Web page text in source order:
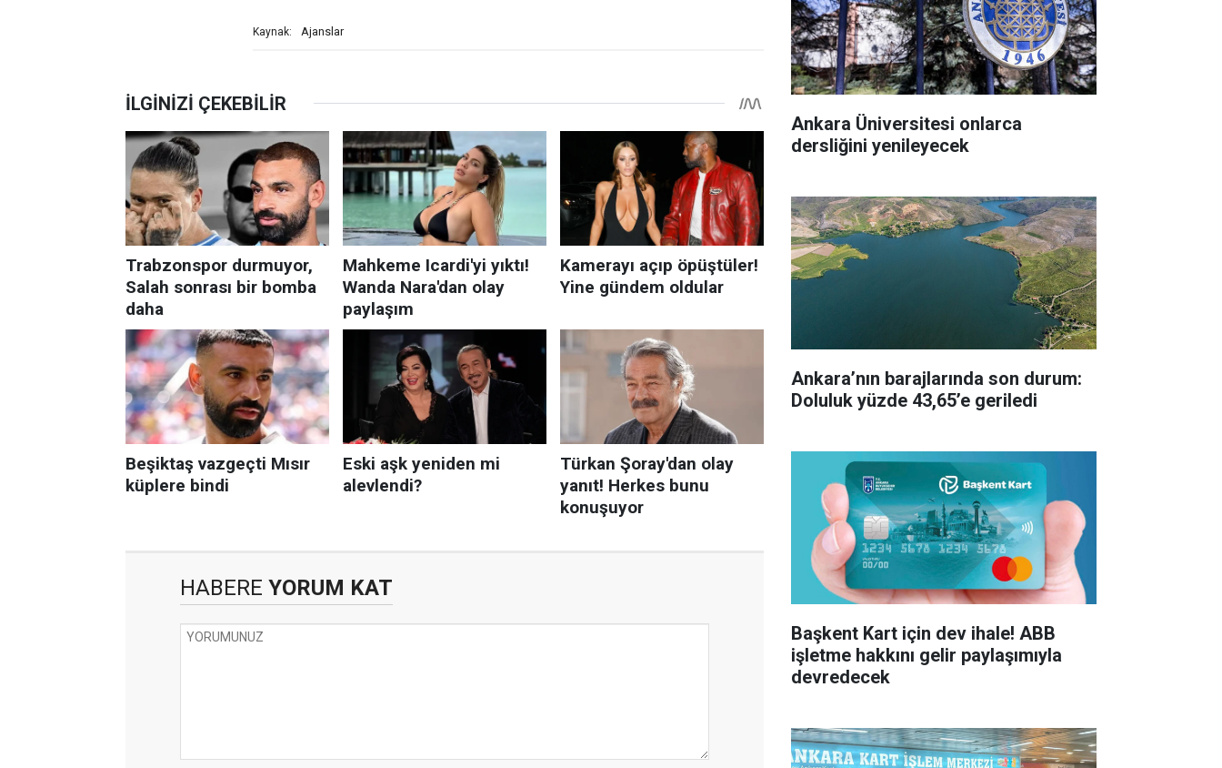
Kaynak: Ajanslar
HABERE YORUM KAT
Ankara Üniversitesi onlarca
dersliğini yenileyecek
Ankara’nın barajlarında son durum:
Doluluk yüzde 43,65’e geriledi
Başkent Kart için dev ihale! ABB
işletme hakkını gelir paylaşımıyla
devredecek